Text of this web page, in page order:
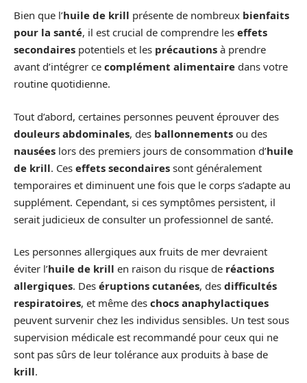
Bien que l’huile de krill présente de nombreux bienfaits
pour la santé, il est crucial de comprendre les effets
secondaires potentiels et les précautions à prendre
avant d’intégrer ce complément alimentaire dans votre
routine quotidienne.
Tout d’abord, certaines personnes peuvent éprouver des
douleurs abdominales, des ballonnements ou des
nausées lors des premiers jours de consommation d’huile
de krill. Ces effets secondaires sont généralement
temporaires et diminuent une fois que le corps s’adapte au
supplément. Cependant, si ces symptômes persistent, il
serait judicieux de consulter un professionnel de santé.
Les personnes allergiques aux fruits de mer devraient
éviter l’huile de krill en raison du risque de réactions
allergiques. Des éruptions cutanées, des difficultés
respiratoires, et même des chocs anaphylactiques
peuvent survenir chez les individus sensibles. Un test sous
supervision médicale est recommandé pour ceux qui ne
sont pas sûrs de leur tolérance aux produits à base de
krill.